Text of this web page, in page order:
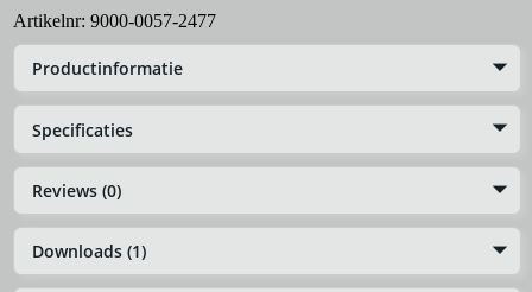
Artikelnr: 9000-0057-2477
Productinformatie
Specificaties
Reviews (0)
Downloads (1)